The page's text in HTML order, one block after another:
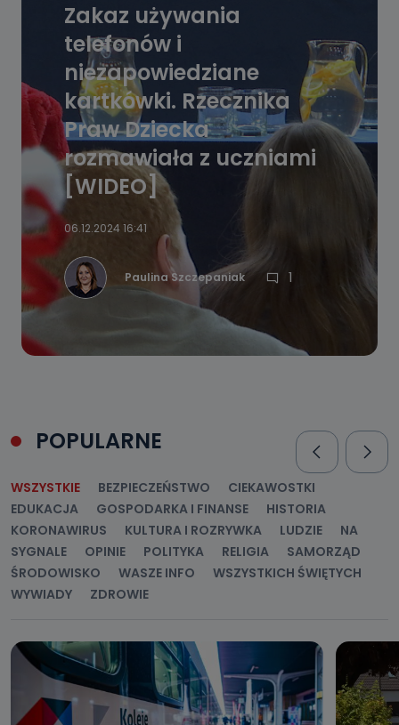
Zakaz używania
telefonów i
niezapowiedziane
kartkówki. Rzecznika
Praw Dziecka
rozmawiała z uczniami
[WIDEO]
06.12.2024 16:41
Paulina Szczepaniak 1
POPULARNE
WSZYSTKIE BEZPIECZEŃSTWO
CIEKAWOSTKI
EDUKACJA
GOSPODARKA I FINANSE
HISTORIA
KORONAWIRUS
KULTURA I ROZRYWKA LUDZIE
NA
SYGNALE
OPINIE POLITYKA RELIGIA
SAMORZĄD
ŚRODOWISKO
WASZE INFO
WSZYSTKICH ŚWIĘTYCH
WYWIADY
ZDROWIE